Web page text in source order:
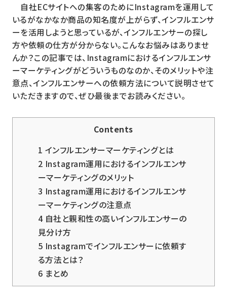
自社ECサイトへの集客のためにInstagramを運用して
いるがなかなか商品の知名度が上がらず、インフルエンサ
ーを活用しようと思っているが、インフルエンサーの探し
方や依頼の仕方が分からない。こんなお悩みはありませ
んか？この記事では、Instagramにおけるインフルエンサ
ーマーケティングがどういうものなのか、そのメリットや注
意点、インフルエンサーへの依頼方法について説明させて
いただきますので、ぜひ最後までお読みください。
Contents
1 インフルエンサーマーケティングとは
2 Instagram運用におけるインフルエンサ
ーマーケティングのメリット
3 Instagram運用におけるインフルエンサ
ーマーケティングの注意点
4自社と親和性の高いインフルエンサーの
見分け方
5 Instagramでインフルエンサーに依頼す
る方法とは？
6 まとめ